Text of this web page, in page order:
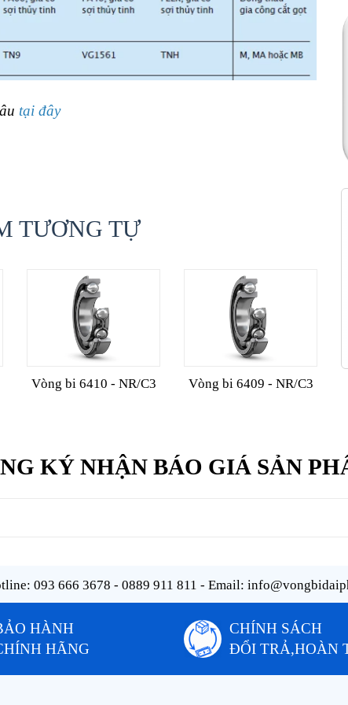
tại đây
TƯƠNG TỰ
Vòng bi 6410 - NR/C3 Vòng bi 6409 - NR/C3
KÝ NHẬN BÁO GIÁ SẢN
093 666 3678 - 0889 911 811 - Email:
HÀNH
HÃNG
CHÍNH SÁCH
ĐỔI TRẢ,HOÀN